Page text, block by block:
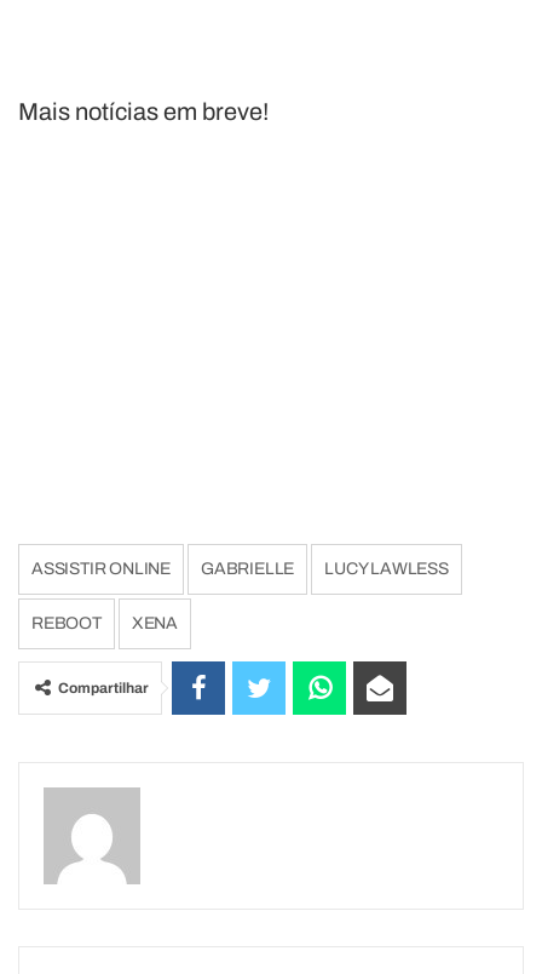
Mais notícias em breve!
ASSISTIR ONLINE GABRIELLE LUCY LAWLESS
REBOOT XENA
Compartilhar